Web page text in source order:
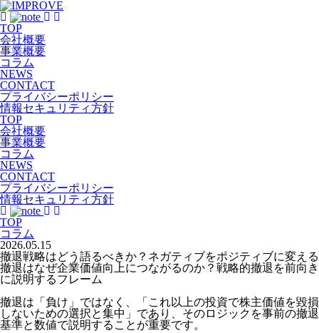
TOP
会社概要
事業概要
コラム
NEWS
CONTACT
プライバシーポリシー
情報セキュリティ方針
TOP
会社概要
事業概要
コラム
NEWS
CONTACT
プライバシーポリシー
情報セキュリティ方針
TOP
コラム
2026.05.15
撤退戦略はどう語るべきか？ネガティブをポジティブに変える
撤退はなぜ企業価値向上につながるのか？戦略的撤退を前向き
に説明するフレーム
撤退は「負け」ではなく、「これ以上の投資で株主価値を毀損
しないための選択と集中」であり、そのロジックを事前の撤退
基準と数値で説明することが重要です。